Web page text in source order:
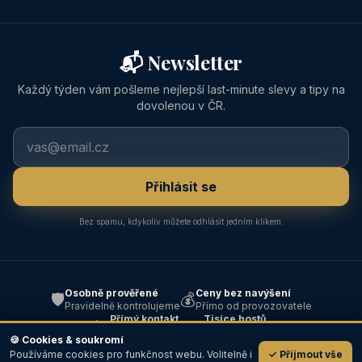
📬 Newsletter
Každý týden vám pošleme nejlepší last-minute slevy a tipy na
dovolenou v ČR.
Přihlásit se
Bez spamu, kdykoliv můžete odhlásit jedním klikem.
🛡️Osobně prověřené
Pravidelně kontrolujeme💰Ceny bez navýšení
Přímo od provozovatele
📞Přímý kontakt
⭐Tisíce hostů
🍪 Cookies & soukromí
Používáme cookies pro funkčnost webu. Volitelně i
✓ Přijmout vše